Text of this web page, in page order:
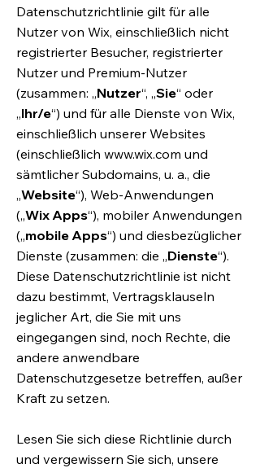
Datenschutzrichtlinie gilt für alle
Nutzer von Wix, einschließlich nicht
registrierter Besucher, registrierter
Nutzer und Premium-Nutzer
(zusammen: „Nutzer“, „Sie“ oder
„Ihr/e“) und für alle Dienste von Wix,
einschließlich unserer Websites
(einschließlich www.wix.com und
sämtlicher Subdomains, u. a., die
„Website“), Web-Anwendungen
(„Wix Apps“), mobiler Anwendungen
(„mobile Apps“) und diesbezüglicher
Dienste (zusammen: die „Dienste“).
Diese Datenschutzrichtlinie ist nicht
dazu bestimmt, Vertragsklauseln
jeglicher Art, die Sie mit uns
eingegangen sind, noch Rechte, die
andere anwendbare
Datenschutzgesetze betreffen, außer
Kraft zu setzen.
Lesen Sie sich diese Richtlinie durch
und vergewissern Sie sich, unsere